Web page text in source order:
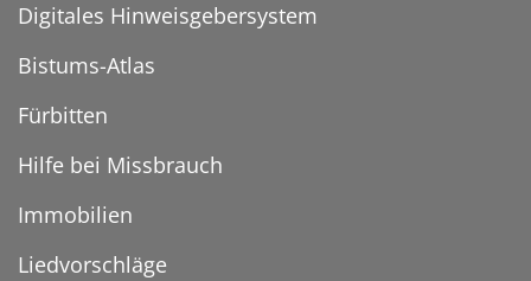
Digitales Hinweisgebersystem
Bistums-Atlas
Fürbitten
Hilfe bei Missbrauch
Immobilien
Liedvorschläge